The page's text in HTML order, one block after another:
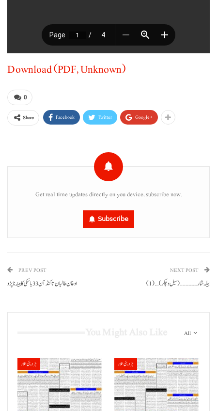
Download (PDF, Unknown)
0
Share Facebook Twitter Google+
Get real time updates directly on you device, subscribe now.
Subscribe
PREV POST
اوغان طالبان تا کنڈ آن 33 باسکی کابینہ نا پڑو
NEXT POST
بیلہ شار………………(سیل و چکر)…. (1)
All
ہڑدیئی تلار ہڑدیئی تلار